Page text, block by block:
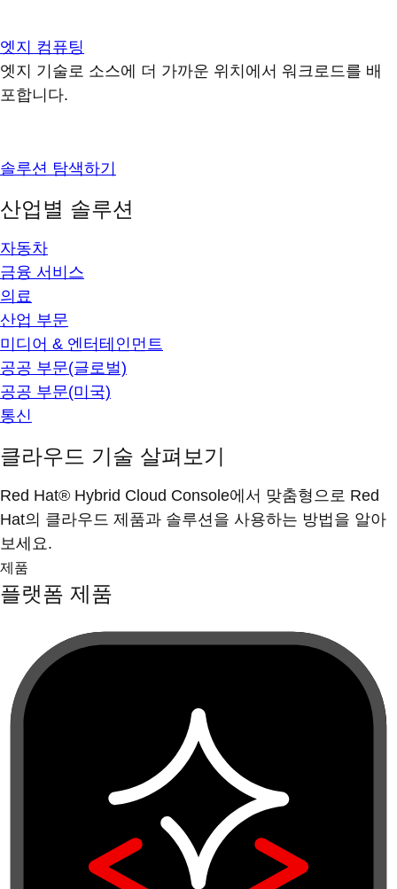
엣지 컴퓨팅
엣지 기술로 소스에 더 가까운 위치에서 워크로드를 배
포합니다.
솔루션 탐색하기
산업별 솔루션
자동차
금융 서비스
의료
산업 부문
미디어 & 엔터테인먼트
공공 부문(글로벌)
공공 부문(미국)
통신
클라우드 기술 살펴보기
Red Hat® Hybrid Cloud Console에서 맞춤형으로 Red
Hat의 클라우드 제품과 솔루션을 사용하는 방법을 알아
보세요.
제품
플랫폼 제품